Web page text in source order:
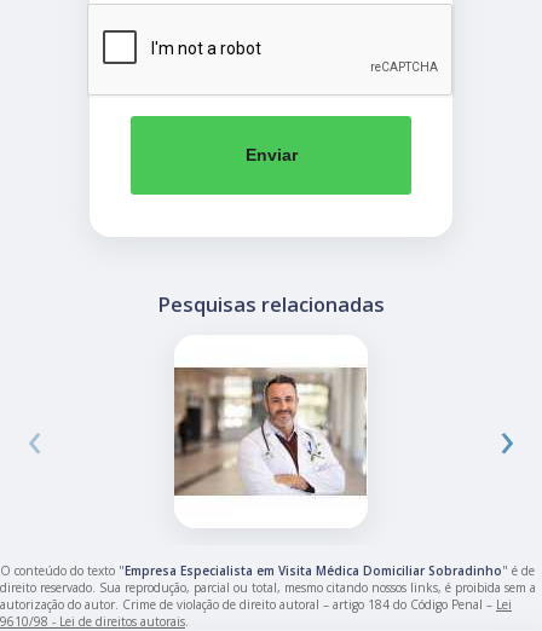
Enviar
Pesquisas relacionadas
‹ ›
O conteúdo do texto "Empresa Especialista em Visita Médica Domiciliar Sobradinho" é de
direito reservado. Sua reprodução, parcial ou total, mesmo citando nossos links, é proibida sem a
autorização do autor. Crime de violação de direito autoral – artigo 184 do Código Penal – Lei
9610/98 - Lei de direitos autorais